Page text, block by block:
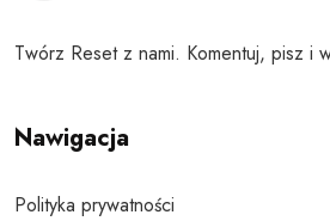
Twórz Reset z nami. Komentuj, pisz i
Nawigacja
Polityka prywatności